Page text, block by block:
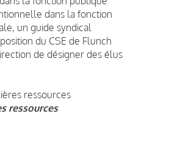
dans la fonction
un guide syndical
du CSE de Flunch
de désigner des élus
ressources
ressources